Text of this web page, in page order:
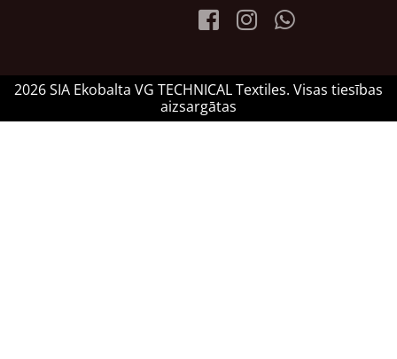
2026 SIA Ekobalta VG TECHNICAL Textiles. Visas tiesības
aizsargātas